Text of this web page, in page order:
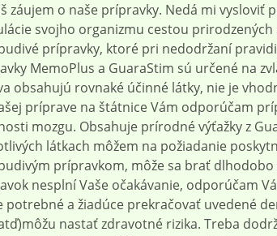
záujem o naše prípravky. Nedá mi
svojho organizmu cestou
prípravky, ktoré pri nedodržaní
MemoPlus a GuaraStim sú určené na
obsahujú rovnaké účinné látky, nie je
príprave na štátnice Vám odporúčam
mozgu. Obsahuje prírodné výťažky z
látkach môžem na požiadanie
prípravkom, môže sa brať
nesplní Vaše očakávanie, odporúčam
potrebné a žiadúce prekračovať uvedené
nastať zdravotné rizika. Treba